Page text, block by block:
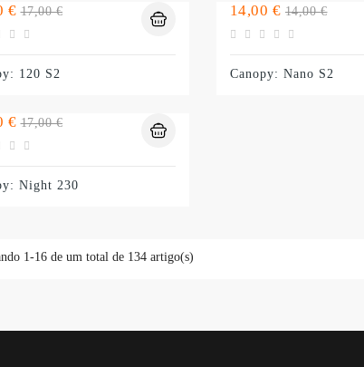
€ Preço
normal
17,00 €
120 S2
Preço
14,00 € Preço
normal
14,00 €
Canopy: Nano S2
€ Preço
normal
17,00 €
Night 230
1-16 de um total de 134 artigo(s)